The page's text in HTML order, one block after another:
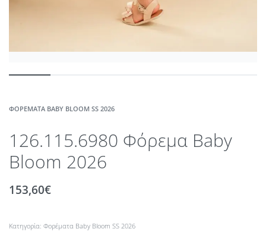
ΦΟΡΈΜΑΤΑ BABY BLOOM SS 2026
126.115.6980 Φόρεμα Baby
Bloom 2026
153,60€
Κατηγορία: Φορέματα Baby Bloom SS 2026